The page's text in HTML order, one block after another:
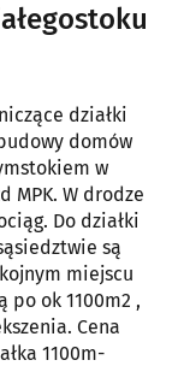
działki
domów
w
MPK. W drodze
Do działki
są
miejscu
po ok 1100m2 ,
Cena
1100m-